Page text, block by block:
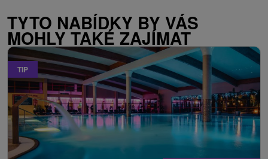
TYTO NABÍDKY BY VÁS
MOHLY TAKÉ ZAJÍMAT
TIP